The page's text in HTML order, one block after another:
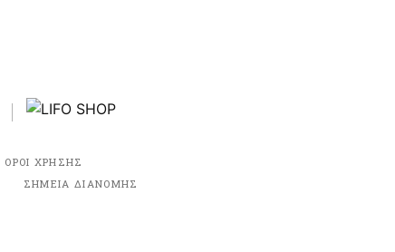
ΟΡΟΙ ΧΡΗΣΗΣ
ΣΗΜΕΙΑ ΔΙΑΝΟΜΗΣ